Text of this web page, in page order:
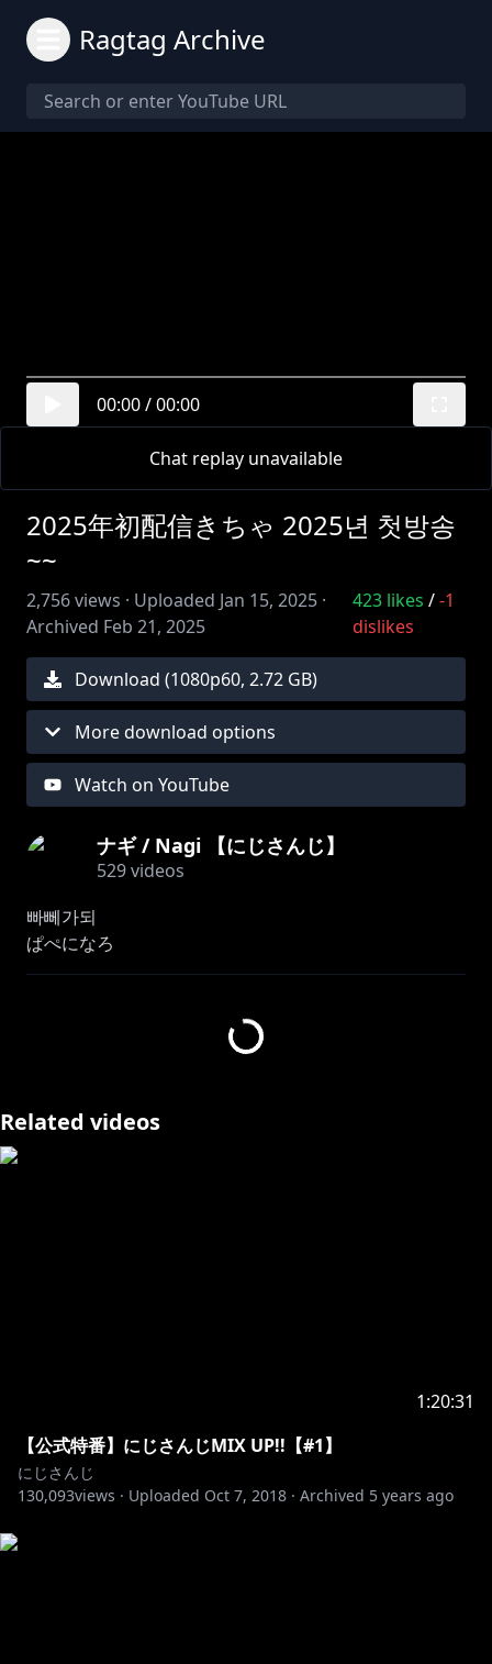
Ragtag Archive
00:00/00:00
Chat replay unavailable
2025年初配信きちゃ 2025년 첫방송
~~
2,756views · Uploaded Jan 15, 2025 ·
Archived Feb 21, 2025
423likes /-1
dislikes
Download (1080p60, 2.72 GB)
More download options
Watch on YouTube
ナギ / Nagi 【にじさんじ】
529videos
빠뻬가되
https://shop.nijisanji.jp/s/niji/item/detail/SSZS-
ナギオリジナルグッズ発売！！
74078849
・니지산지 관련
◆ 공식Twitter
Related videos
1:20:31
【公式特番】にじさんじMIX UP!!【#1】
にじさんじ
130,093views · Uploaded Oct 7, 2018 · Archived 5 years ago